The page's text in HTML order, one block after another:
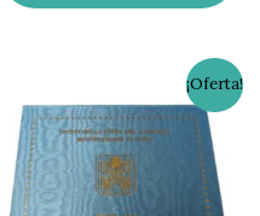
¡Oferta!
original
era:
65,00 €.
precio
actual
es:
55,00 €.